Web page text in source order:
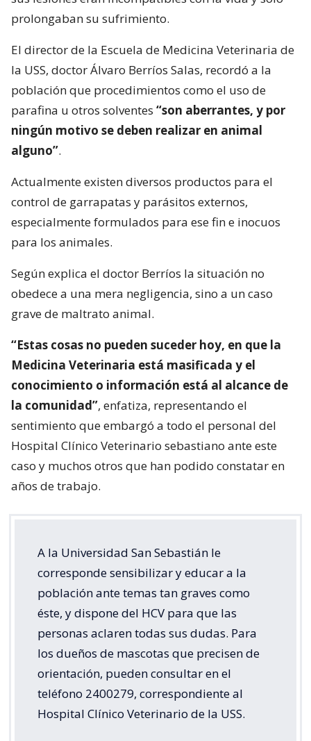
prolongaban su sufrimiento.
El director de la Escuela de Medicina Veterinaria de
la USS, doctor Álvaro Berríos Salas, recordó a la
población que procedimientos como el uso de
parafina u otros solventes “son aberrantes, y por
ningún motivo se deben realizar en animal
alguno”.
Actualmente existen diversos productos para el
control de garrapatas y parásitos externos,
especialmente formulados para ese fin e inocuos
para los animales.
Según explica el doctor Berríos la situación no
obedece a una mera negligencia, sino a un caso
grave de maltrato animal.
“Estas cosas no pueden suceder hoy, en que la
Medicina Veterinaria está masificada y el
conocimiento o información está al alcance de
la comunidad”, enfatiza, representando el
sentimiento que embargó a todo el personal del
Hospital Clínico Veterinario sebastiano ante este
caso y muchos otros que han podido constatar en
años de trabajo.
A la Universidad San Sebastián le
corresponde sensibilizar y educar a la
población ante temas tan graves como
éste, y dispone del HCV para que las
personas aclaren todas sus dudas. Para
los dueños de mascotas que precisen de
orientación, pueden consultar en el
teléfono 2400279, correspondiente al
Hospital Clínico Veterinario de la USS.